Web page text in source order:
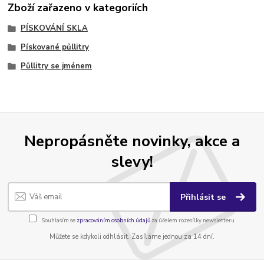
Zboží zařazeno v kategoriích
PÍSKOVÁNÍ SKLA
Pískované půllitry
Půllitry se jménem
Nepropásněte novinky, akce a
slevy!
Přihlásit se
Souhlasím se zpracováním osobních údajůza účelem rozesílky newsletteru.
Můžete se kdykoli odhlásit. Zasíláme jednou za 14 dní.